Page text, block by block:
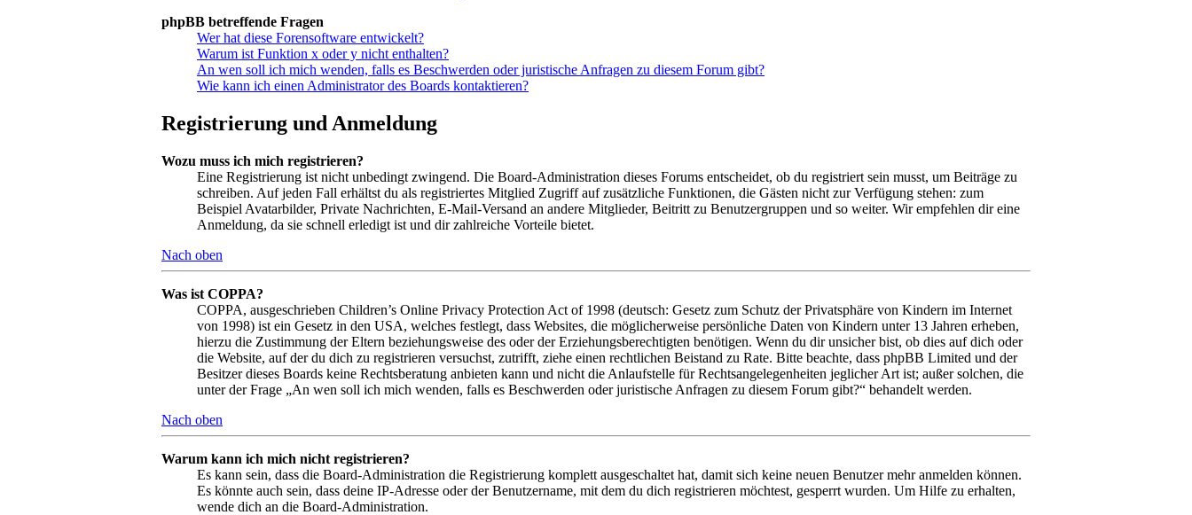
phpBB betreffende Fragen
Wer hat diese Forensoftware entwickelt?
Warum ist Funktion x oder y nicht enthalten?
An wen soll ich mich wenden, falls es Beschwerden oder juristische Anfragen zu diesem Forum gibt?
Wie kann ich einen Administrator des Boards kontaktieren?
Registrierung und Anmeldung
Wozu muss ich mich registrieren?
Eine Registrierung ist nicht unbedingt zwingend. Die Board-Administration dieses Forums entscheidet, ob du registriert sein musst, um Beiträge zu
schreiben. Auf jeden Fall erhältst du als registriertes Mitglied Zugriff auf zusätzliche Funktionen, die Gästen nicht zur Verfügung stehen: zum
Beispiel Avatarbilder, Private Nachrichten, E-Mail-Versand an andere Mitglieder, Beitritt zu Benutzergruppen und so weiter. Wir empfehlen dir eine
Anmeldung, da sie schnell erledigt ist und dir zahlreiche Vorteile bietet.
Nach oben
Was ist COPPA?
COPPA, ausgeschrieben Children’s Online Privacy Protection Act of 1998 (deutsch: Gesetz zum Schutz der Privatsphäre von Kindern im Internet
von 1998) ist ein Gesetz in den USA, welches festlegt, dass Websites, die möglicherweise persönliche Daten von Kindern unter 13 Jahren erheben,
hierzu die Zustimmung der Eltern beziehungsweise des oder der Erziehungsberechtigten benötigen. Wenn du dir unsicher bist, ob dies auf dich oder
die Website, auf der du dich zu registrieren versuchst, zutrifft, ziehe einen rechtlichen Beistand zu Rate. Bitte beachte, dass phpBB Limited und der
Besitzer dieses Boards keine Rechtsberatung anbieten kann und nicht die Anlaufstelle für Rechtsangelegenheiten jeglicher Art ist; außer solchen, die
unter der Frage „An wen soll ich mich wenden, falls es Beschwerden oder juristische Anfragen zu diesem Forum gibt?“ behandelt werden.
Nach oben
Warum kann ich mich nicht registrieren?
Es kann sein, dass die Board-Administration die Registrierung komplett ausgeschaltet hat, damit sich keine neuen Benutzer mehr anmelden können.
Es könnte auch sein, dass deine IP-Adresse oder der Benutzername, mit dem du dich registrieren möchtest, gesperrt wurden. Um Hilfe zu erhalten,
wende dich an die Board-Administration.